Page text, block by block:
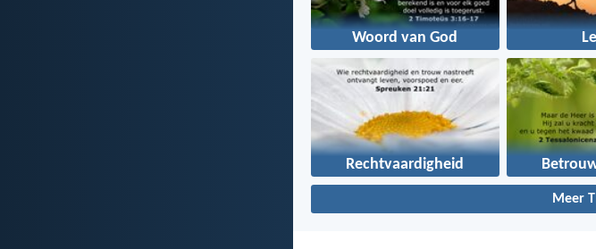
Woord van God
Rechtvaardigheid
Meer